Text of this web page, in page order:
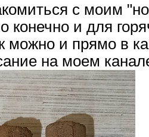
с моим
конечно и для
можно и прямо в
на моем